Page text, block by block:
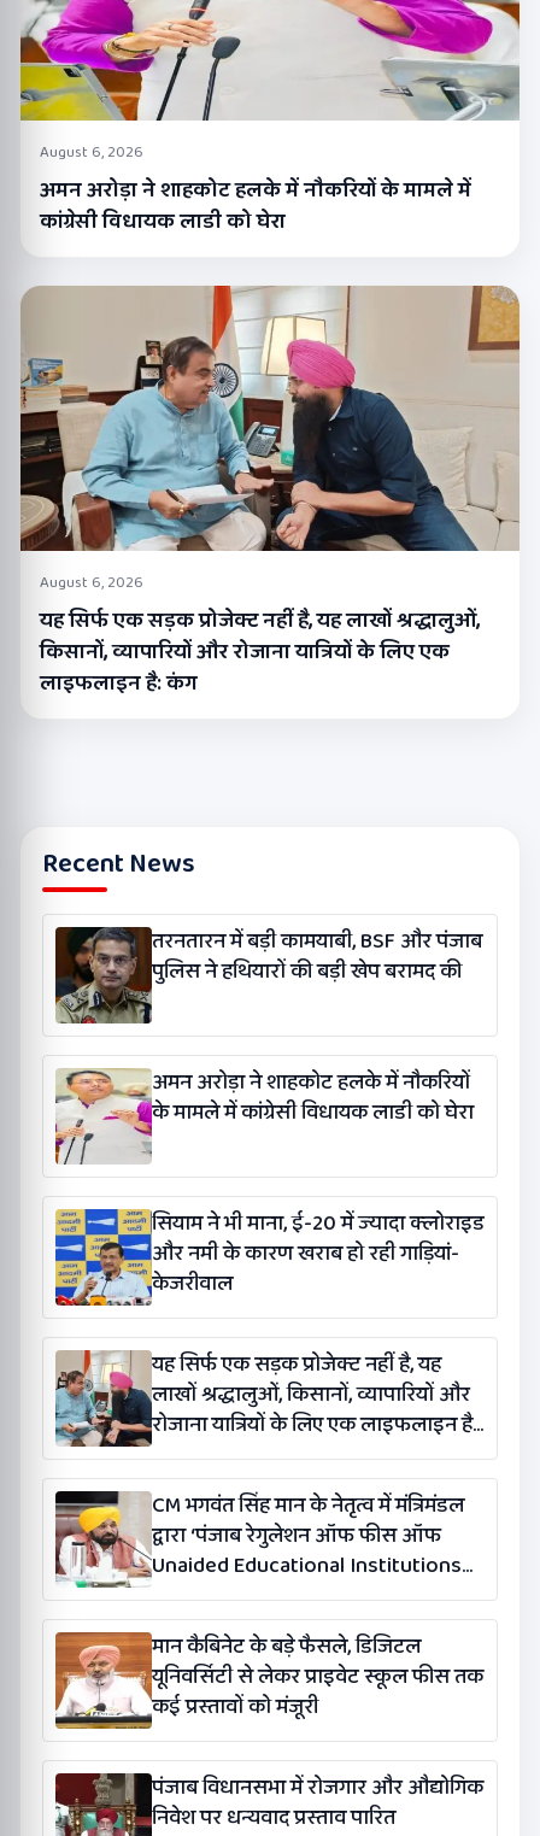
August 6, 2026
अमन अरोड़ा ने शाहकोट हलके में नौकरियों के मामले में
कांग्रेसी विधायक लाडी को घेरा
August 6, 2026
यह सिर्फ एक सड़क प्रोजेक्ट नहीं है, यह लाखों श्रद्धालुओं,
किसानों, व्यापारियों और रोजाना यात्रियों के लिए एक
लाइफलाइन है: कंग
Recent News
तरनतारन में बड़ी कामयाबी, BSF और पंजाब
पुलिस ने हथियारों की बड़ी खेप बरामद की
अमन अरोड़ा ने शाहकोट हलके में नौकरियों
के मामले में कांग्रेसी विधायक लाडी को घेरा
सियाम ने भी माना, ई-20 में ज्यादा क्लोराइड
और नमी के कारण खराब हो रही गाड़ियां-
केजरीवाल
यह सिर्फ एक सड़क प्रोजेक्ट नहीं है, यह
लाखों श्रद्धालुओं, किसानों, व्यापारियों और
रोजाना यात्रियों के लिए एक लाइफलाइन है:
कंग
CM भगवंत सिंह मान के नेतृत्व में मंत्रिमंडल
द्वारा ‘पंजाब रेगुलेशन ऑफ फीस ऑफ
Unaided Educational Institutions
(संशोधन) विधेयक-2026’ पास
मान कैबिनेट के बड़े फैसले, डिजिटल
यूनिवर्सिटी से लेकर प्राइवेट स्कूल फीस तक
कई प्रस्तावों को मंजूरी
पंजाब विधानसभा में रोजगार और औद्योगिक
निवेश पर धन्यवाद प्रस्ताव पारित